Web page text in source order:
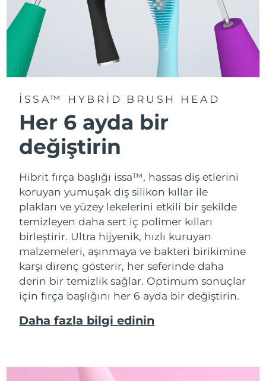
ISSA™ HYBRID BRUSH HEAD
Her 6 ayda bir
değiştirin
Hibrit fırça başlığı issa™, hassas diş etlerini
koruyan yumuşak dış silikon kıllar ile
plakları ve yüzey lekelerini etkili bir şekilde
temizleyen daha sert iç polimer kılları
birleştirir. Ultra hijyenik, hızlı kuruyan
malzemeleri, aşınmaya ve bakteri birikimine
karşı direnç gösterir, her seferinde daha
derin bir temizlik sağlar. Optimum sonuçlar
için fırça başlığını her 6 ayda bir değiştirin.
Daha fazla bilgi edinin